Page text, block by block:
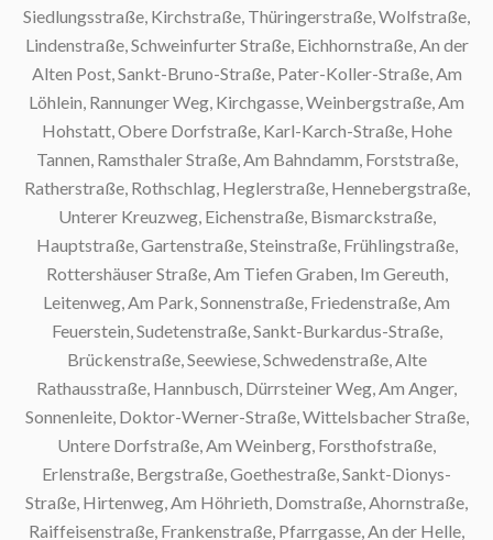
Siedlungsstraße, Kirchstraße, Thüringerstraße, Wolfstraße,
Lindenstraße, Schweinfurter Straße, Eichhornstraße, An der
Alten Post, Sankt-Bruno-Straße, Pater-Koller-Straße, Am
Löhlein, Rannunger Weg, Kirchgasse, Weinbergstraße, Am
Hohstatt, Obere Dorfstraße, Karl-Karch-Straße, Hohe
Tannen, Ramsthaler Straße, Am Bahndamm, Forststraße,
Ratherstraße, Rothschlag, Heglerstraße, Hennebergstraße,
Unterer Kreuzweg, Eichenstraße, Bismarckstraße,
Hauptstraße, Gartenstraße, Steinstraße, Frühlingstraße,
Rottershäuser Straße, Am Tiefen Graben, Im Gereuth,
Leitenweg, Am Park, Sonnenstraße, Friedenstraße, Am
Feuerstein, Sudetenstraße, Sankt-Burkardus-Straße,
Brückenstraße, Seewiese, Schwedenstraße, Alte
Rathausstraße, Hannbusch, Dürrsteiner Weg, Am Anger,
Sonnenleite, Doktor-Werner-Straße, Wittelsbacher Straße,
Untere Dorfstraße, Am Weinberg, Forsthofstraße,
Erlenstraße, Bergstraße, Goethestraße, Sankt-Dionys-
Straße, Hirtenweg, Am Höhrieth, Domstraße, Ahornstraße,
Raiffeisenstraße, Frankenstraße, Pfarrgasse, An der Helle,